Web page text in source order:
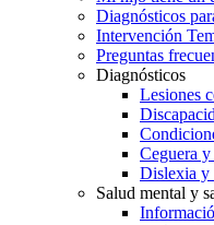
Diagnósticos
Intervención
Preguntas
Diagnósticos
Lesiones
Ceguera
Dislexia y
Salud mental y